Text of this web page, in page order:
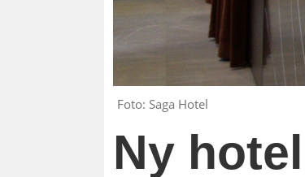
Foto: Saga Hotel
Ny